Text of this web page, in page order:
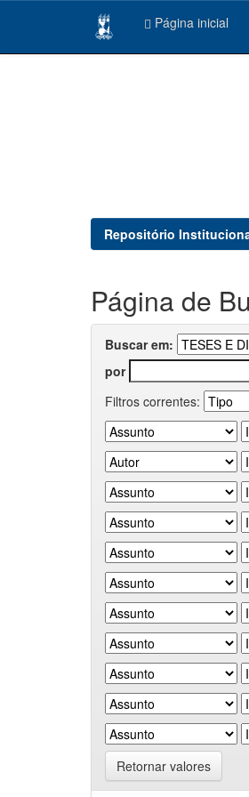
Página inicial
Repositório
Página de
Buscar em:
por
Filtros correntes:
Retornar valores